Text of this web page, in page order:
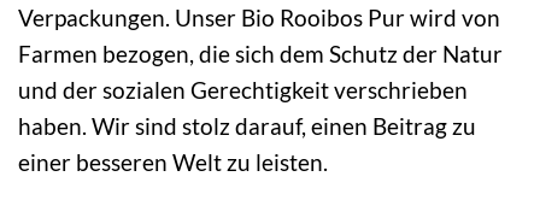
Verpackungen. Unser Bio Rooibos Pur wird von
Farmen bezogen, die sich dem Schutz der Natur
und der sozialen Gerechtigkeit verschrieben
haben. Wir sind stolz darauf, einen Beitrag zu
einer besseren Welt zu leisten.